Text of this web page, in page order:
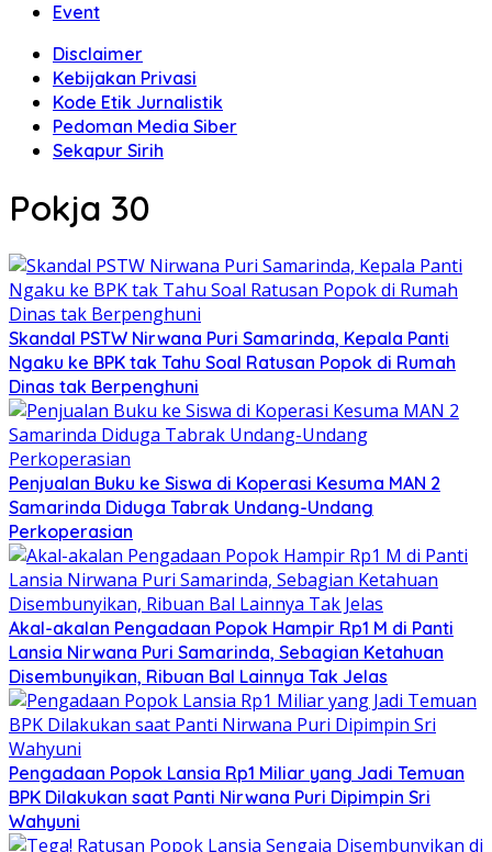
Event
Disclaimer
Kebijakan Privasi
Kode Etik Jurnalistik
Pedoman Media Siber
Sekapur Sirih
Pokja 30
Skandal PSTW Nirwana Puri Samarinda, Kepala Panti
Ngaku ke BPK tak Tahu Soal Ratusan Popok di Rumah
Dinas tak Berpenghuni
Penjualan Buku ke Siswa di Koperasi Kesuma MAN 2
Samarinda Diduga Tabrak Undang-Undang
Perkoperasian
Akal-akalan Pengadaan Popok Hampir Rp1 M di Panti
Lansia Nirwana Puri Samarinda, Sebagian Ketahuan
Disembunyikan, Ribuan Bal Lainnya Tak Jelas
Pengadaan Popok Lansia Rp1 Miliar yang Jadi Temuan
BPK Dilakukan saat Panti Nirwana Puri Dipimpin Sri
Wahyuni